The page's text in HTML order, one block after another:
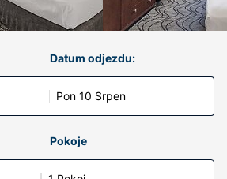
Datum odjezdu:
Pon 10 Srpen
Pokoje